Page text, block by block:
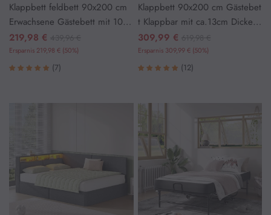
Klappbett feldbett 90x200 cm
Erwachsene Gästebett mit 10c
m Schaumstoff Matratze Reiseb
ett mit 4 Laufrollen
219,98 €
Ersparnis 219,98 € (50%)
(7)
Klappbett 90x200 cm Gästebet
t Klappbar mit ca.13cm Dicke
Gedächtnisschaum
309,99 €
Ersparnis 309,99 € (50%)
(12)
Hängeschränke
Wäschekorb
Waschbeckenunterschrank
Küche
Barhocker